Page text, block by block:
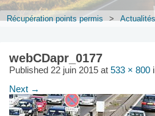
Récupération points permis > Actualités
webCDapr_0177
Published 22 juin 2015 at 533 × 800
Next →